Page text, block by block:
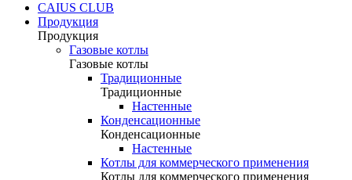
CAIUS CLUB
Продукция
Продукция
Газовые котлы
Газовые котлы
Традиционные
Традиционные
Настенные
Конденсационные
Конденсационные
Настенные
Котлы для коммерческого применения
Котлы для коммерческого применения